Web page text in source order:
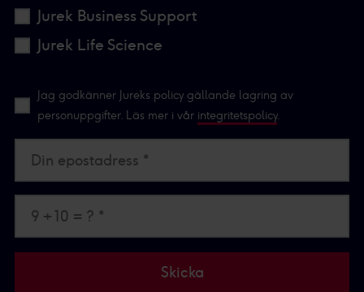
Jurek Business Support
Jurek Life Science
Jag godkänner Jureks policy gällande lagring av
personuppgifter. Läs mer i vår integritetspolicy.
Din epostadress *
9 + 10 = ? *
Skicka